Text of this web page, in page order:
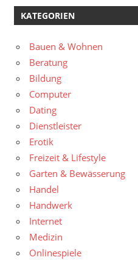
KATEGORIEN
Bauen & Wohnen
Beratung
Bildung
Computer
Dating
Dienstleister
Erotik
Freizeit & Lifestyle
Garten & Bewässerung
Handel
Handwerk
Internet
Medizin
Onlinespiele